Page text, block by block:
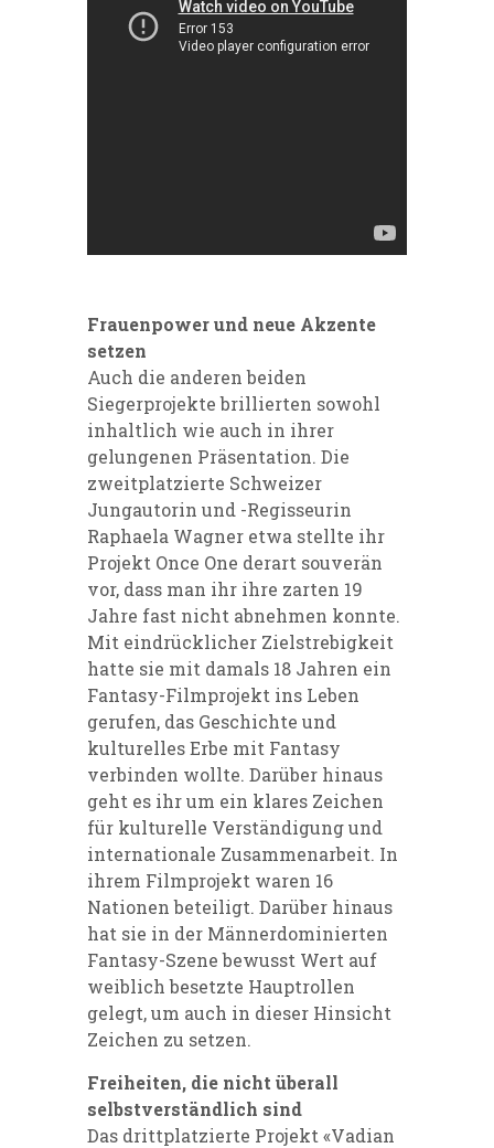
Frauenpower und neue Akzente
setzen
Auch die anderen beiden
Siegerprojekte brillierten sowohl
inhaltlich wie auch in ihrer
gelungenen Präsentation. Die
zweitplatzierte Schweizer
Jungautorin und -Regisseurin
Raphaela Wagner etwa stellte ihr
Projekt Once One derart souverän
vor, dass man ihr ihre zarten 19
Jahre fast nicht abnehmen konnte.
Mit eindrücklicher Zielstrebigkeit
hatte sie mit damals 18 Jahren ein
Fantasy-Filmprojekt ins Leben
gerufen, das Geschichte und
kulturelles Erbe mit Fantasy
verbinden wollte. Darüber hinaus
geht es ihr um ein klares Zeichen
für kulturelle Verständigung und
internationale Zusammenarbeit. In
ihrem Filmprojekt waren 16
Nationen beteiligt. Darüber hinaus
hat sie in der Männerdominierten
Fantasy-Szene bewusst Wert auf
weiblich besetzte Hauptrollen
gelegt, um auch in dieser Hinsicht
Zeichen zu setzen.
Freiheiten, die nicht überall
selbstverständlich sind
Das drittplatzierte Projekt «Vadian